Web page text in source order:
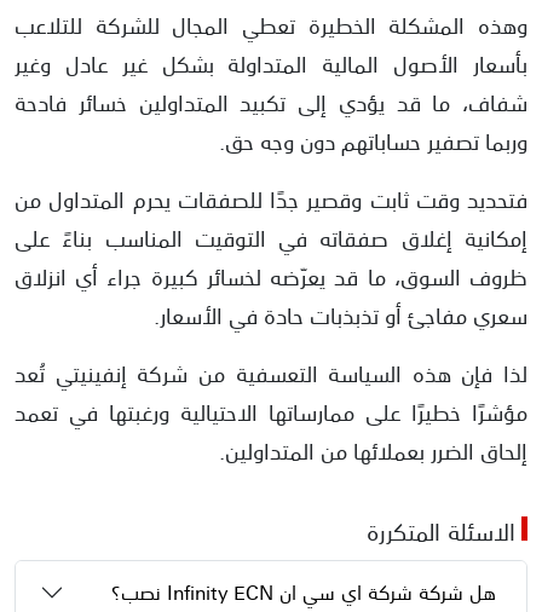
وهذه المشكلة الخطيرة تعطي المجال للشركة للتلاعب
بأسعار الأصول المالية المتداولة بشكل غير عادل وغير
شفاف، ما قد يؤدي إلى تكبيد المتداولين خسائر فادحة
وربما تصفير حساباتهم دون وجه حق.
فتحديد وقت ثابت وقصير جدًا للصفقات يحرم المتداول من
إمكانية إغلاق صفقاته في التوقيت المناسب بناءً على
ظروف السوق، ما قد يعرّضه لخسائر كبيرة جراء أي انزلاق
سعري مفاجئ أو تذبذبات حادة في الأسعار.
لذا فإن هذه السياسة التعسفية من شركة إنفينيتي تُعد
مؤشرًا خطيرًا على ممارساتها الاحتيالية ورغبتها في تعمد
إلحاق الضرر بعملائها من المتداولين.
الاسئلة المتكررة
هل شركة شركة اي سي ان Infinity ECN نصب؟